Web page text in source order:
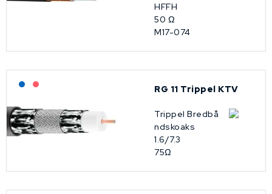
HFFH
50 Ω
M17-074
Lagerført: NEK Kabel
RG 11 Trippel KTV
Trippel Bredbå
ndskoaks
1.6/7.3
75Ω